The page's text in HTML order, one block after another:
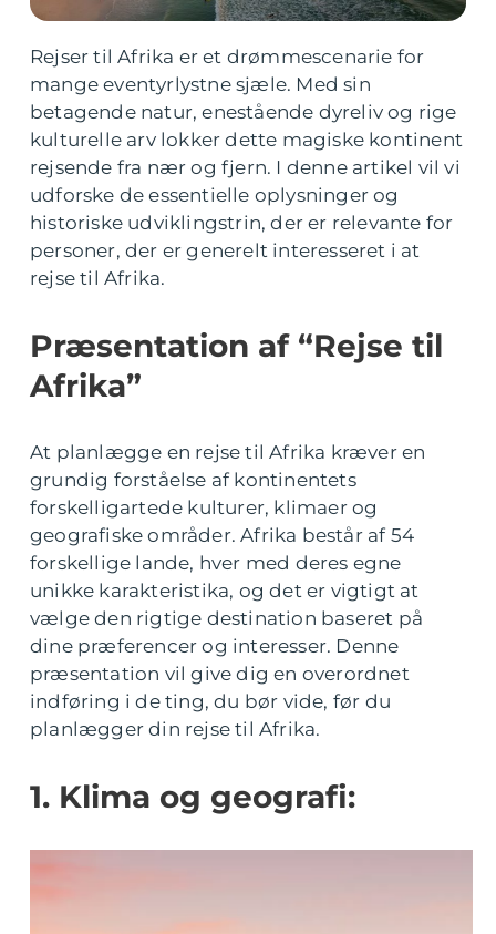
Rejser til Afrika er et drømmescenarie for
mange eventyrlystne sjæle. Med sin
betagende natur, enestående dyreliv og rige
kulturelle arv lokker dette magiske kontinent
rejsende fra nær og fjern. I denne artikel vil vi
udforske de essentielle oplysninger og
historiske udviklingstrin, der er relevante for
personer, der er generelt interesseret i at
rejse til Afrika.
Præsentation af “Rejse til
Afrika”
At planlægge en rejse til Afrika kræver en
grundig forståelse af kontinentets
forskelligartede kulturer, klimaer og
geografiske områder. Afrika består af 54
forskellige lande, hver med deres egne
unikke karakteristika, og det er vigtigt at
vælge den rigtige destination baseret på
dine præferencer og interesser. Denne
præsentation vil give dig en overordnet
indføring i de ting, du bør vide, før du
planlægger din rejse til Afrika.
1. Klima og geografi: